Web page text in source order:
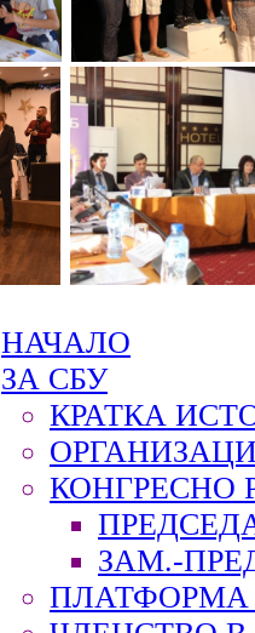
НАЧАЛО
ЗА СБУ
КРАТКА
КОНГРЕСНО
ЗАМ.-
ПЛАТФОРМА